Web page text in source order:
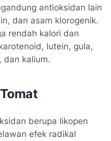
antioksidan lain
dan asam klorogenik.
rendah kalori dan
lutein, gula,
dan kalium.
berupa likopen
efek radikal